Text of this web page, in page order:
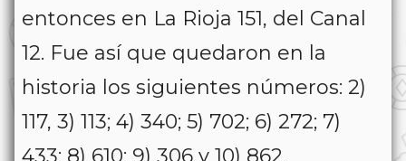
entonces en La Rioja 151, del Canal
12. Fue así que quedaron en la
historia los siguientes números: 2)
117, 3) 113; 4) 340; 5) 702; 6) 272; 7)
433; 8) 610; 9) 306 y 10) 862.